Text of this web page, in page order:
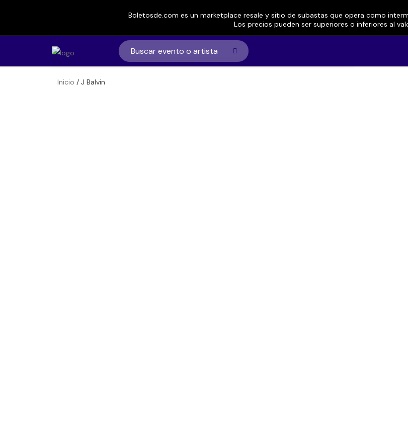
Boletosde.com es un marketplace resale y sitio de subastas que opera como
Los precios pueden ser superiores o inferiores al
Inicio / J Balvin